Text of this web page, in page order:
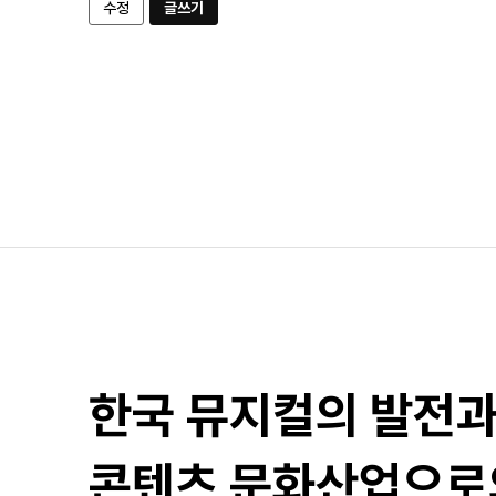
수정 글쓰기
한국 뮤지컬의 발전